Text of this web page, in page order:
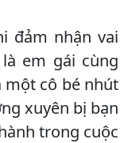
đảm nhận vai
em gái cùng
một cô bé nhút
xuyên bị bạn
trong cuộc